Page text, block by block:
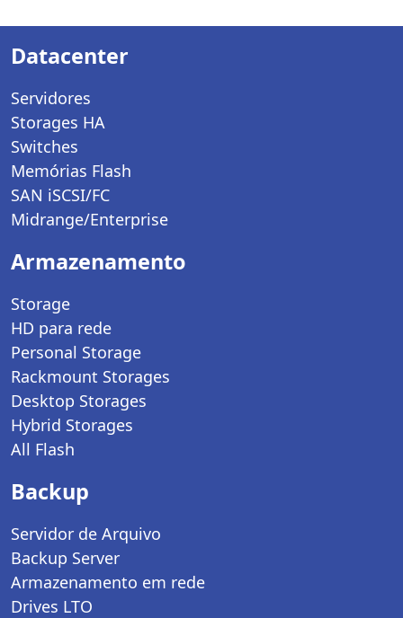
Datacenter
Servidores
Storages HA
Switches
Memórias Flash
SAN iSCSI/FC
Midrange/Enterprise
Armazenamento
Storage
HD para rede
Personal Storage
Rackmount Storages
Desktop Storages
Hybrid Storages
All Flash
Backup
Servidor de Arquivo
Backup Server
Armazenamento em rede
Drives LTO